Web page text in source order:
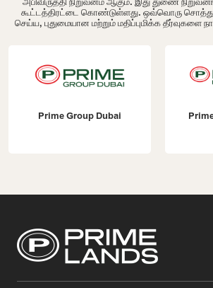
கூட்டத்திரட்டை கொண்டுள்ளது. ஒவ்வொரு சொத்து
செய்ய, புதுமையான மற்றும் மதிப்புமிக்க தீர்வுகளை
Prime Lands Australia